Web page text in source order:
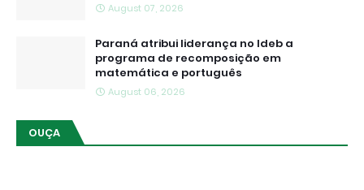
August 07, 2026
Paraná atribui liderança no Ideb a
programa de recomposição em
matemática e português
August 06, 2026
OUÇA